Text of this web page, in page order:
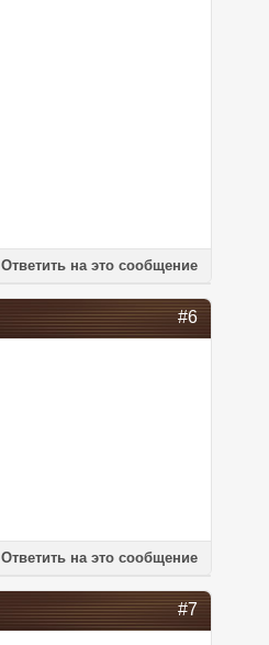
Ответить на это сообщение
#6
Ответить на это сообщение
#7